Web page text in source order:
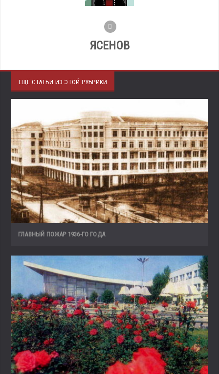
ЯСЕНОВ
ЕЩЁ СТАТЬИ ИЗ ЭТОЙ РУБРИКИ
ГЛАВНЫЙ ПОЖАР 1936-ГО ГОДА